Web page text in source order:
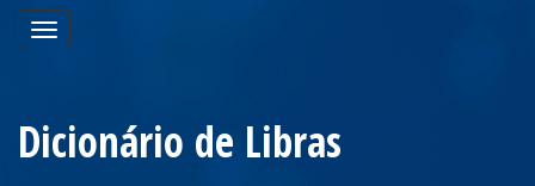
Toggle
navigation
Dicionário de Libras